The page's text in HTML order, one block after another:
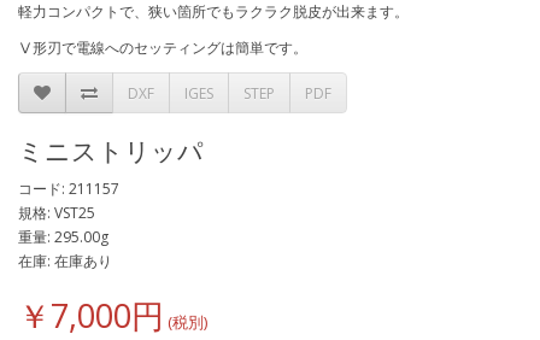
軽力コンパクトで、狭い箇所でもラクラク脱皮が出来ます。
Ⅴ形刃で電線へのセッティングは簡単です。
DXF IGES STEP PDF
ミニストリッパ
コード: 211157
規格: VST25
重量: 295.00g
在庫: 在庫あり
￥7,000円